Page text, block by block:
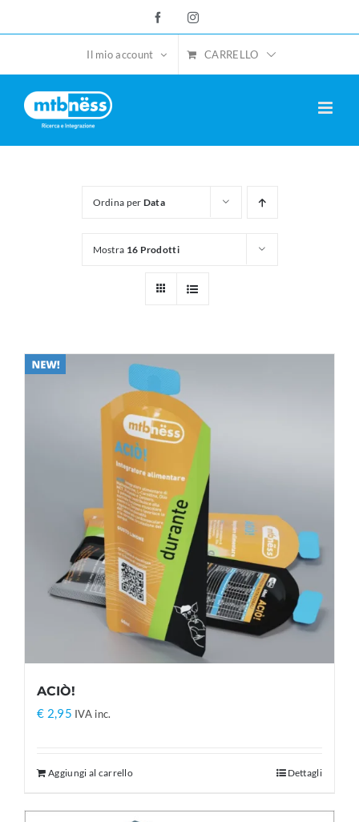
FacebookInstagram
Il mio account CARRELLO
Ordina per Data
Mostra 16 Prodotti
ACIÒ!
€ 2,95 IVA inc.
Aggiungi al carrello Dettagli